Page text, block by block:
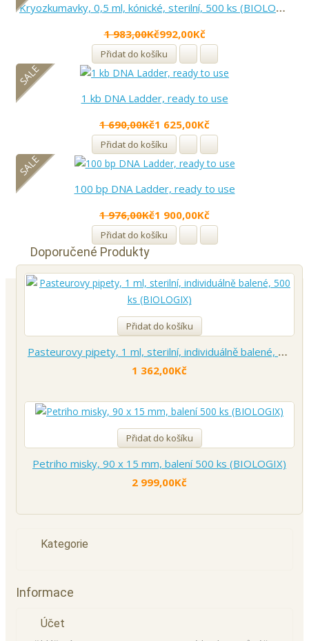
Kryozkumavky, 0,5 ml, kónické, sterilní, 500 ks (BIOLOGIX)
1 983,00Kč992,00Kč
Přidat do košíku
SALE
1 kb DNA Ladder, ready to use
1 690,00Kč1 625,00Kč
Přidat do košíku
SALE
100 bp DNA Ladder, ready to use
1 976,00Kč1 900,00Kč
Přidat do košíku
Doporučené Produkty
Přidat do košíku
Pasteurovy pipety, 1 ml, sterilní, individuálně balené, 500 ks (BIOLOGIX)
1 362,00Kč
Přidat do košíku
Petriho misky, 90 x 15 mm, balení 500 ks (BIOLOGIX)
2 999,00Kč
Kategorie
Informace
Účet